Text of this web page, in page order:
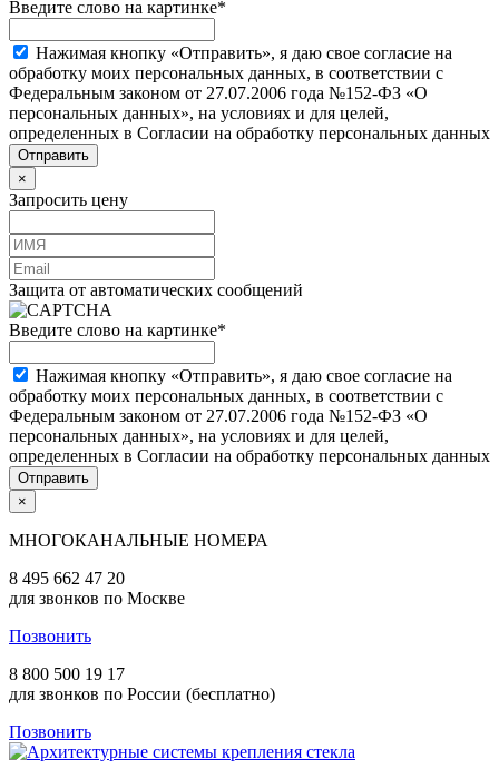
Введите слово на картинке*
Нажимая кнопку «Отправить», я даю свое согласие на
обработку моих персональных данных, в соответствии с
Федеральным законом от 27.07.2006 года №152-ФЗ «О
персональных данных», на условиях и для целей,
определенных в Согласии на обработку персональных данных
×
Запросить цену
Защита от автоматических сообщений
Введите слово на картинке*
Нажимая кнопку «Отправить», я даю свое согласие на
обработку моих персональных данных, в соответствии с
Федеральным законом от 27.07.2006 года №152-ФЗ «О
персональных данных», на условиях и для целей,
определенных в Согласии на обработку персональных данных
×
МНОГОКАНАЛЬНЫЕ НОМЕРА
8 495 662 47 20
для звонков по Москве
Позвонить
8 800 500 19 17
для звонков по России (бесплатно)
Позвонить